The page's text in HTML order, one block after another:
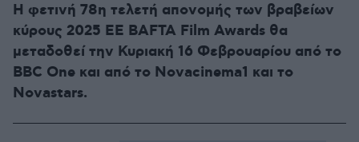
Η φετινή 78η τελετή απονομής των βραβείων
κύρους 2025 EE BAFTA Film Awards θα
μεταδοθεί την Κυριακή 16 Φεβρουαρίου από το
BBC One και από το Novacinema1 και το
Novastars.